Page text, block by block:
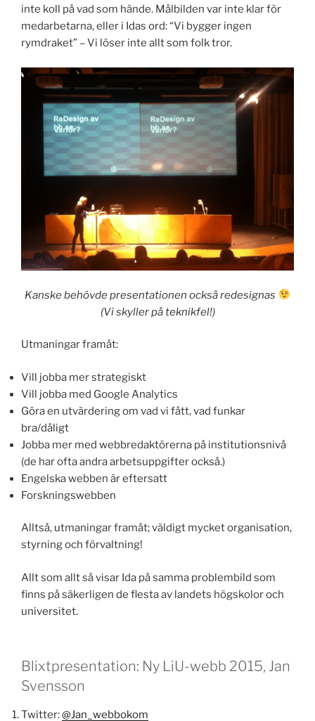
inte koll på vad som hände. Målbilden var inte klar för
medarbetarna, eller i Idas ord: “Vi bygger ingen
rymdraket” – Vi löser inte allt som folk tror.
Kanske behövde presentationen också redesignas
(Vi skyller på teknikfel!)
Utmaningar framåt:
Vill jobba mer strategiskt
Vill jobba med Google Analytics
Göra en utvärdering om vad vi fått, vad funkar
bra/dåligt
Jobba mer med webbredaktörerna på institutionsnivå
(de har ofta andra arbetsuppgifter också.)
Engelska webben är eftersatt
Forskningswebben
Alltså, utmaningar framåt; väldigt mycket organisation,
styrning och förvaltning!
Allt som allt så visar Ida på samma problembild som
finns på säkerligen de flesta av landets högskolor och
universitet.
Blixtpresentation: Ny LiU-webb 2015, Jan
Svensson
Twitter:@Jan_webbokom